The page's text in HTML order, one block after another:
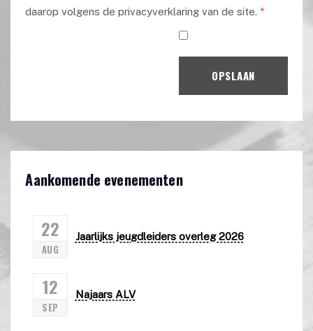
daarop volgens de privacyverklaring van de site. *
OPSLAAN
Aankomende evenementen
22
AUG
Jaarlijks jeugdleiders overleg 2026
12
SEP
Najaars ALV